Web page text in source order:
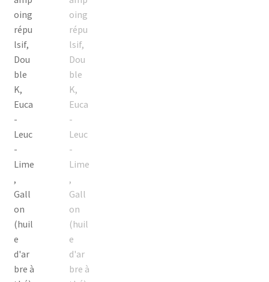
tout ce dont vous avez besoin - que vous vous occupiez de
vos animaux à la maison ou au salon - pour vous assurer
que chaque animal est aussi beau qu'il se sent bien !